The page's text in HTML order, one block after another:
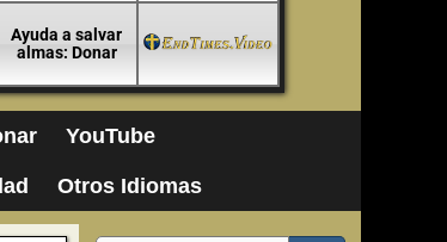
Ayuda a salvar
almas: Donar
YouTube
Otros Idiomas